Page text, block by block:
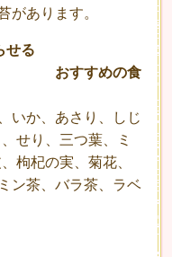
があります。
を巡らせる
の食
さり、しじ
せり、三つ葉、ミ
枸杞の実、菊花、
ン茶、バラ茶、ラベ